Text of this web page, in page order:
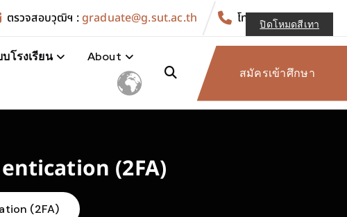
ตรวจสอบวุฒิฯ :graduate@g.sut.ac.th โทร. :044-223011
บโรงเรียน
About
สมัครเข้าศึกษา
(2FA)
(2FA)
ปิดโหมดสีเทา